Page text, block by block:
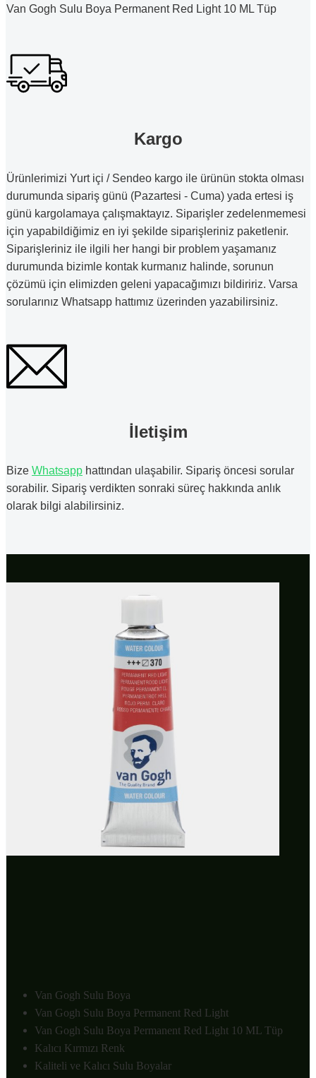
Van Gogh Sulu Boya Permanent Red Light 10 ML Tüp
Kargo
Ürünlerimizi Yurt içi / Sendeo kargo ile ürünün stokta olması
durumunda sipariş günü (Pazartesi - Cuma) yada ertesi iş
günü kargolamaya çalışmaktayız. Siparişler zedelenmemesi
için yapabildiğimiz en iyi şekilde siparişleriniz paketlenir.
Siparişleriniz ile ilgili her hangi bir problem yaşamanız
durumunda bizimle kontak kurmanız halinde, sorunun
çözümü için elimizden geleni yapacağımızı bildiririz. Varsa
sorularınız Whatsapp hattımız üzerinden yazabilirsiniz.
İletişim
Bize Whatsapp hattından ulaşabilir. Sipariş öncesi sorular
sorabilir. Sipariş verdikten sonraki süreç hakkında anlık
olarak bilgi alabilirsiniz.
Van Gogh Sulu Boya
Van Gogh Sulu Boya Permanent Red Light
Van Gogh Sulu Boya Permanent Red Light 10 ML Tüp
Kalıcı Kırmızı Renk
Kaliteli ve Kalıcı Sulu Boyalar